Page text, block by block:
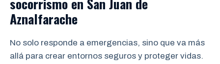
Aznalfarache
No solo responde a emergencias, sino que va más
allá para crear entornos seguros y proteger vidas.